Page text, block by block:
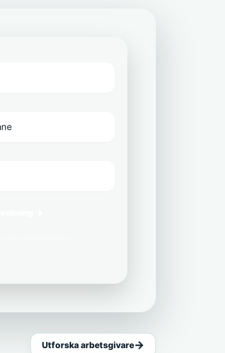
Utforska arbetsgivare